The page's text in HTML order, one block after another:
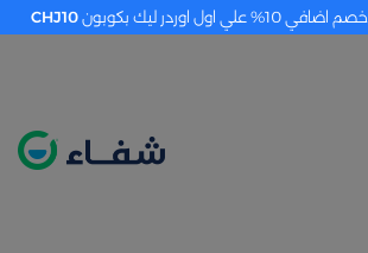
خصم اضافي 10% علي اول اوردر ليك بكوبون CHJ10